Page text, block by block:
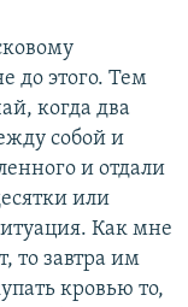
до этого. Тем
когда два
собой и
и отдали
или
Как мне
то завтра им
кровью то,